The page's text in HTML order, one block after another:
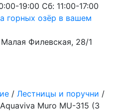
19:00 Сб: 11:00-17:00
горных озёр в вашем
Филевская, 28/1
/ Лестницы и поручни /
Muro MU-315 (3